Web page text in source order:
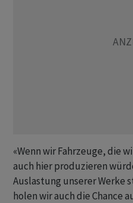
«Wenn wir Fahrzeuge, die
auch hier produzieren
Auslastung unserer Werke
holen wir auch die Chance